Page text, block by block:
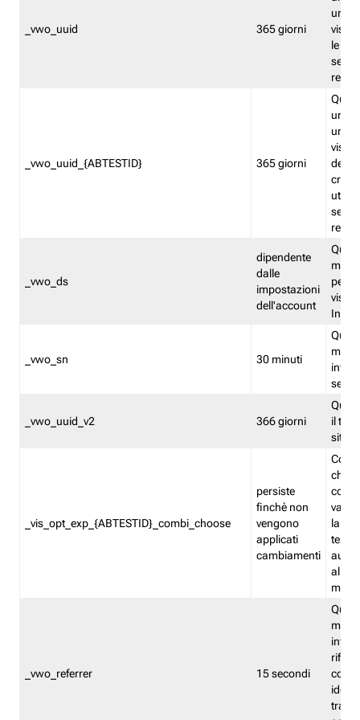
_vwo_uuid 365 giorni
le
_vwo_uuid_{ABTESTID} 365 giorni
un
del
_vwo_ds
dipendente
dalle
impostazioni
dell'account
_vwo_sn 30 minuti
_vwo_uuid_v2 366 giorni
il
sito
_vis_opt_exp_{ABTESTID}_combi_choose
persiste
finchè non
vengono
applicati
cambiamenti
che
la
test.
_vwo_referrer 15 secondi